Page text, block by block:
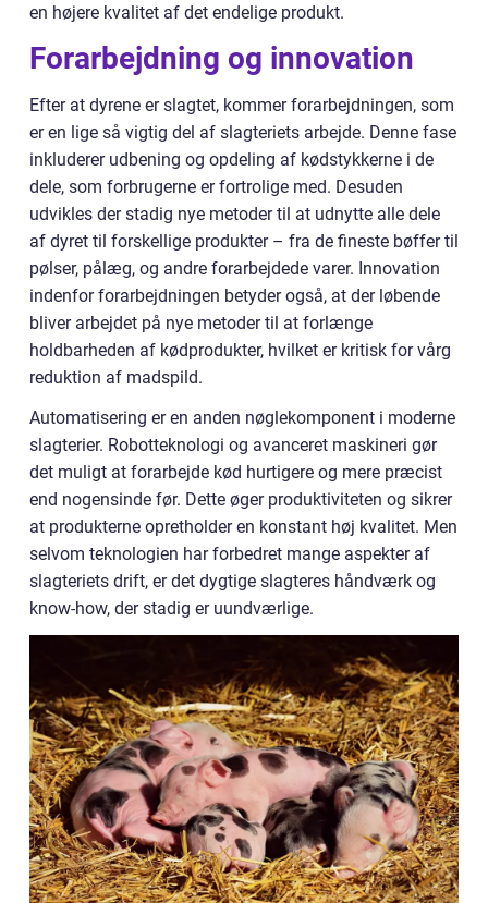
en højere kvalitet af det endelige produkt.
Forarbejdning og innovation
Efter at dyrene er slagtet, kommer forarbejdningen, som
er en lige så vigtig del af slagteriets arbejde. Denne fase
inkluderer udbening og opdeling af kødstykkerne i de
dele, som forbrugerne er fortrolige med. Desuden
udvikles der stadig nye metoder til at udnytte alle dele
af dyret til forskellige produkter – fra de fineste bøffer til
pølser, pålæg, og andre forarbejdede varer. Innovation
indenfor forarbejdningen betyder også, at der løbende
bliver arbejdet på nye metoder til at forlænge
holdbarheden af kødprodukter, hvilket er kritisk for vårg
reduktion af madspild.
Automatisering er en anden nøglekomponent i moderne
slagterier. Robotteknologi og avanceret maskineri gør
det muligt at forarbejde kød hurtigere og mere præcist
end nogensinde før. Dette øger produktiviteten og sikrer
at produkterne opretholder en konstant høj kvalitet. Men
selvom teknologien har forbedret mange aspekter af
slagteriets drift, er det dygtige slagteres håndværk og
know-how, der stadig er uundværlige.